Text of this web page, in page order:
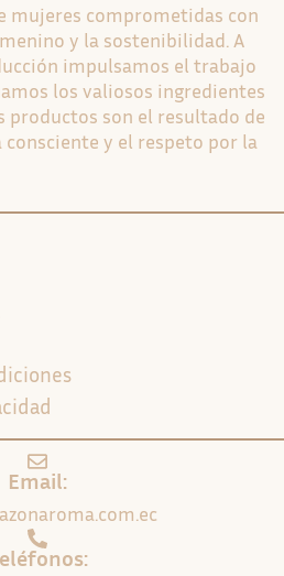
mujeres comprometidas con
y la sostenibilidad. A
impulsamos el trabajo
los valiosos ingredientes
productos son el resultado de
y el respeto por la
Email: